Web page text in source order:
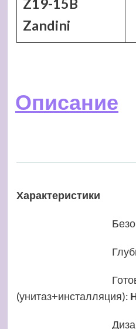
Z19-15B
Zandini
Описание
Характеристики
(унитаз+инсталляция):